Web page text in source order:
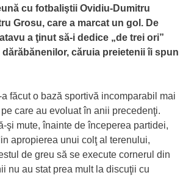
cu fotbaliştii Ovidiu-Dumitru
Grosu, care a marcat un gol. De
a ţinut să-i dedice „de trei ori”
căruia preietenii îi spun
făcut o bază sportivă incomparabil mai
care au evoluat în anii precedenţi.
şi mute, înainte de începerea partidei,
apropierea unui colţ al terenului,
de greu să se execute cornerul din
nu au stat prea mult la discuţii cu